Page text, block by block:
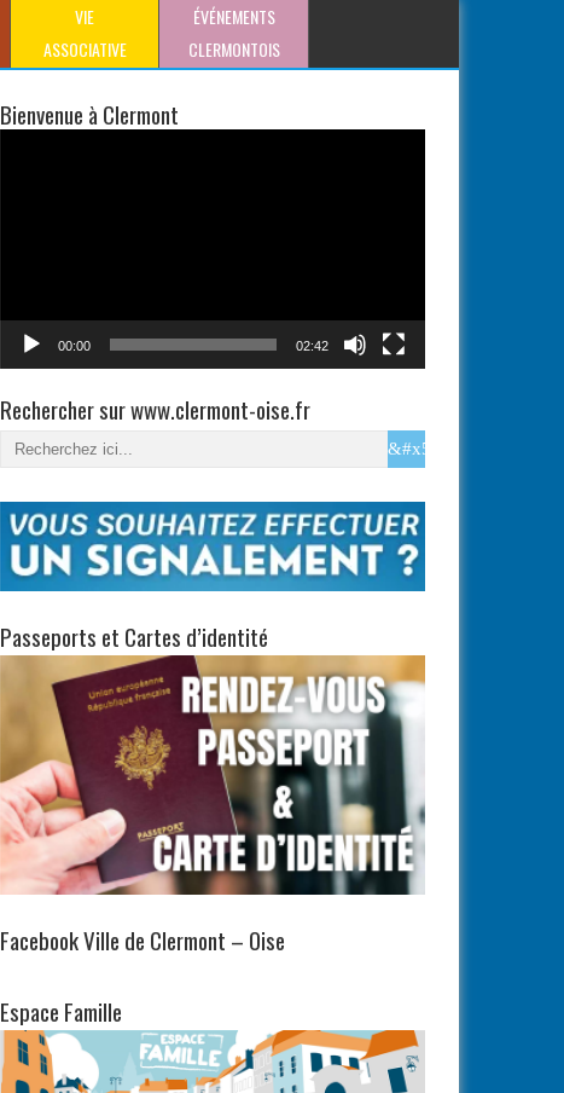
VIE
ASSOCIATIVE
ÉVÉNEMENTS
CLERMONTOIS
Bienvenue à Clermont
00:00 02:42
Rechercher sur www.clermont-oise.fr
Passeports et Cartes d’identité
Facebook Ville de Clermont – Oise
Espace Famille